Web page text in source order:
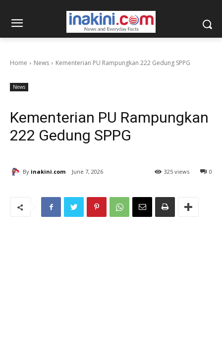
Home News Kementerian PU Rampungkan 222 Gedung SPPG
News
Kementerian PU Rampungkan
222 Gedung SPPG
By inakini.com June 7, 2026 0
325 views